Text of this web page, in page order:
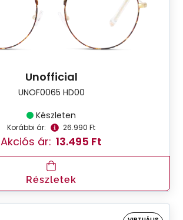
Unofficial
UNOF0065 HD00
Készleten
Korábbi ár: 26.990 Ft
Akciós ár: 13.495 Ft
Részletek